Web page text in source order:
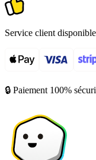
Service client
🔒 Paiement 100%